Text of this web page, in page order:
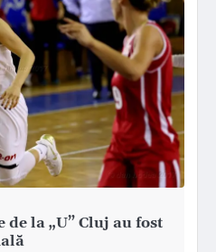
de la „U” Cluj au fost